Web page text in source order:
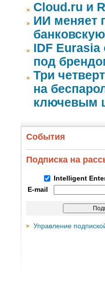
Cloud.ru и
ИИ меняет
IDF
под
Три
на
ключевым
События
Подписка на
Intelligent
E-mail
Управление